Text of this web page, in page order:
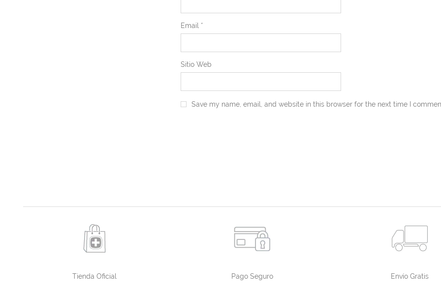
Email *
Sitio Web
Save my name, email, and website in this browser for the next time I
Tienda Oficial Pago Seguro Envío Gratis